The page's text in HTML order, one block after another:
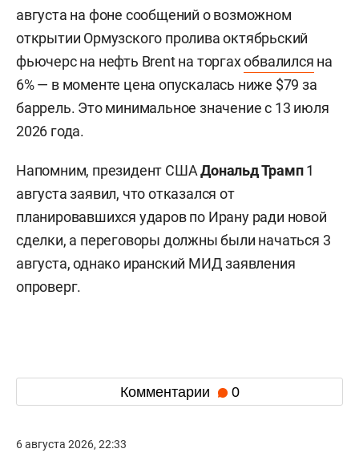
августа на фоне сообщений о возможном
открытии Ормузского пролива октябрьский
фьючерс на нефть Brent на торгахобвалился на
6% — в моменте цена опускалась ниже $79 за
баррель. Это минимальное значение с 13 июля
2026 года.
Напомним, президент СШАДональд Трамп1
августа заявил, что отказался от
планировавшихся ударов по Ирану ради новой
сделки, а переговоры должны были начаться 3
августа, однако иранский МИД заявления
опроверг.
Комментарии 0
6 августа 2026, 22:33